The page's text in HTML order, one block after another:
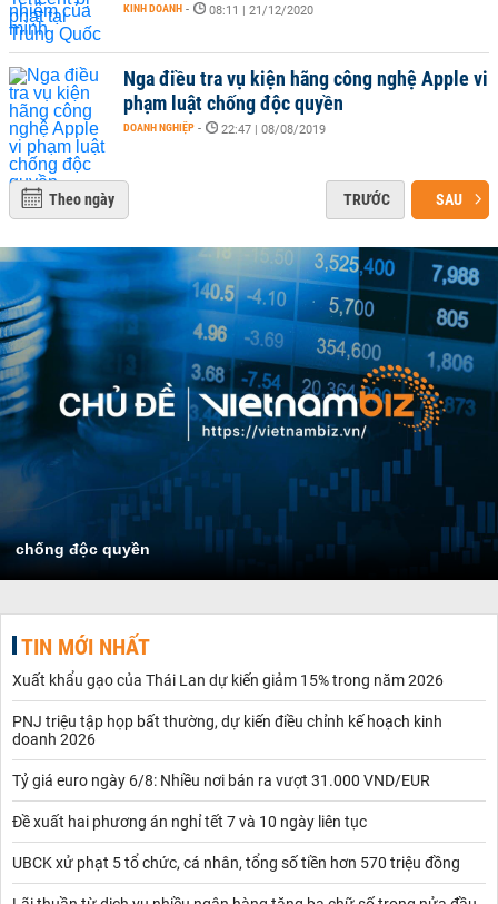
KINH DOANH - 08:11 | 21/12/2020
Nga điều tra vụ kiện hãng công nghệ Apple vi
phạm luật chống độc quyền
DOANH NGHIỆP - 22:47 | 08/08/2019
Theo ngày TRƯỚC SAU
chống độc quyền
TIN MỚI NHẤT
Xuất khẩu gạo của Thái Lan dự kiến giảm 15% trong năm 2026
PNJ triệu tập họp bất thường, dự kiến điều chỉnh kế hoạch kinh
doanh 2026
Tỷ giá euro ngày 6/8: Nhiều nơi bán ra vượt 31.000 VND/EUR
Đề xuất hai phương án nghỉ tết 7 và 10 ngày liên tục
UBCK xử phạt 5 tổ chức, cá nhân, tổng số tiền hơn 570 triệu đồng